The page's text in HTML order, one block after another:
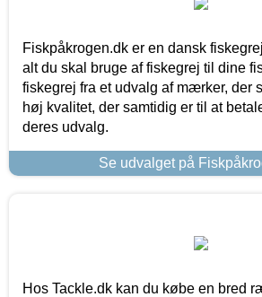
Fiskpåkrogen.dk er en dansk
alt du skal bruge af fiskegrej til dine
fiskegrej fra et udvalg af mærker, der
høj kvalitet, der samtidig er til at
deres udvalg.
Se udvalget på
Hos Tackle.dk kan du købe en bred